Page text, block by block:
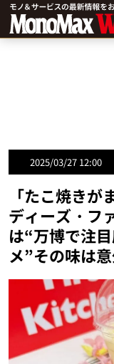
2025/03/27 12:00
「たこ焼き
ディーズ・フ
は“万博で注
メ”その味は